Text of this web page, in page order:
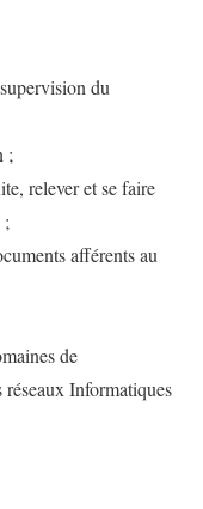
du
;
relever et se faire
;
afférents au
de
réseaux Informatiques